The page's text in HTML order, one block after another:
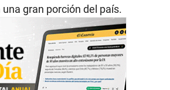
gran porción del país.